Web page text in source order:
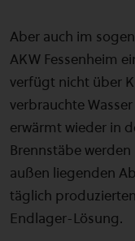
Aber auch im
AKW Fessenheim
verfügt nicht über
verbrauchte
erwärmt wieder in
Brennstäbe
außen liegenden
täglich
Endlager-Lösung.